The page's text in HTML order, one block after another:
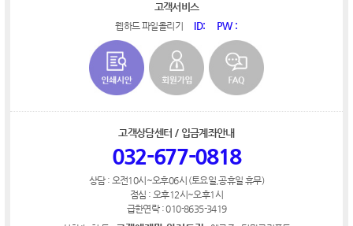
고객서비스
웹하드 파일올리기 ID: PW :
고객상담센터 / 입금계좌안내
032-677-0818
상담 : 오전10시~오후06시 (토요일,공휴일 휴무)
점심 : 오후12시~오후1시
급한연락 : 010-8635-3419